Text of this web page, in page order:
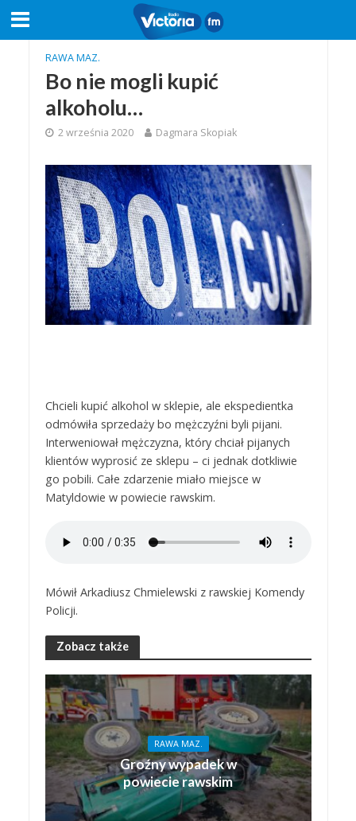
RAWA MAZ.
Bo nie mogli kupić
alkoholu…
2 września 2020 Dagmara Skopiak
Chcieli kupić alkohol w sklepie, ale ekspedientka
odmówiła sprzedaży bo mężczyźni byli pijani.
Interweniował mężczyzna, który chciał pijanych
klientów wyprosić ze sklepu – ci jednak dotkliwie
go pobili. Całe zdarzenie miało miejsce w
Matyldowie w powiecie rawskim.
Mówił Arkadiusz Chmielewski z rawskiej Komendy
Policji.
Zobacz także
RAWA MAZ.
Groźny wypadek w
powiecie rawskim